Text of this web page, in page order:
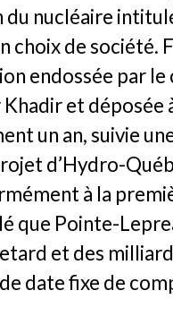
du nucléaire
choix de société.
endossée par
et déposée
un an, suivie
d’Hydro-
à la
que Pointe-
et des
date fixe de